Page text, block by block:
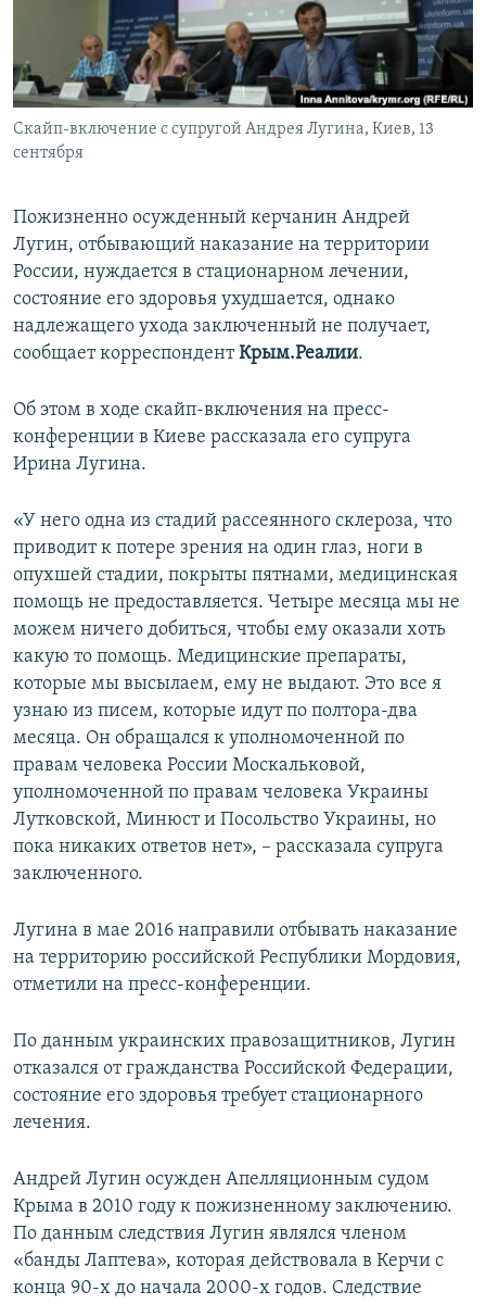
ПОБЕДИТЕЛЕЙ НЕ СУДЯТ?
КРЫМ.НЕПОКОРЕННЫЙ
ELIFBE
УКРАИНСКАЯ ПРОБЛЕМА КРЫМА
ПРИСОЕДИНЯЙТЕСЬ!
Все сайты RFE/RL
Скайп-включение с супругой Андрея Лугина, Киев, 13
сентября
Пожизненно осужденный керчанин Андрей
Лугин, отбывающий наказание на территории
России, нуждается в стационарном лечении,
состояние его здоровья ухудшается, однако
надлежащего ухода заключенный не получает,
сообщает корреспондентКрым.Реалии.
Об этом в ходе скайп-включения на пресс-
конференции в Киеве рассказала его супруга
Ирина Лугина.
«У него одна из стадий рассеянного склероза, что
приводит к потере зрения на один глаз, ноги в
опухшей стадии, покрыты пятнами, медицинская
помощь не предоставляется. Четыре месяца мы не
можем ничего добиться, чтобы ему оказали хоть
какую то помощь. Медицинские препараты,
которые мы высылаем, ему не выдают. Это все я
узнаю из писем, которые идут по полтора-два
месяца. Он обращался к уполномоченной по
правам человека России Москальковой,
уполномоченной по правам человека Украины
Лутковской, Минюст и Посольство Украины, но
пока никаких ответов нет», – рассказала супруга
заключенного.
Лугина в мае 2016 направили отбывать наказание
на территорию российской Республики Мордовия,
отметили на пресс-конференции.
По данным украинских правозащитников, Лугин
отказался от гражданства Российской Федерации,
состояние его здоровья требует стационарного
лечения.
Андрей Лугин осужден Апелляционным судом
Крыма в 2010 году к пожизненному заключению.
По данным следствия Лугин являлся членом
«банды Лаптева», которая действовала в Керчи с
конца 90-х до начала 2000-х годов. Следствие